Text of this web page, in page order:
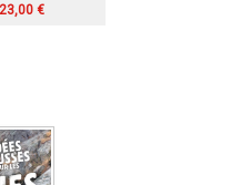
23,00 €